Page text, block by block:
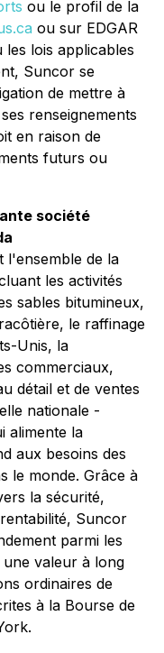
ou le profil de la
ou sur EDGAR
les lois applicables
Suncor se
de mettre à
renseignements
en raison de
futurs ou
société
l'ensemble de la
les activités
sables bitumineux,
le raffinage
Unis, la
commerciaux,
détail et de ventes
nationale -
alimente la
aux besoins des
le monde. Grâce à
la sécurité,
Suncor
parmi les
valeur à long
ordinaires de
à la Bourse de